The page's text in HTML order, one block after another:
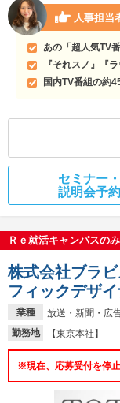
人事担当
あの「超人気TV
『それスノ』『
国内TV番組の約
セミナー・
説明会予約
Ｒｅ就活キャンパスの
業種
放送・新聞・広
勤務地
【東京本社】
株式会社ブラ
フィックデザイ
※現在、応募受付を停止